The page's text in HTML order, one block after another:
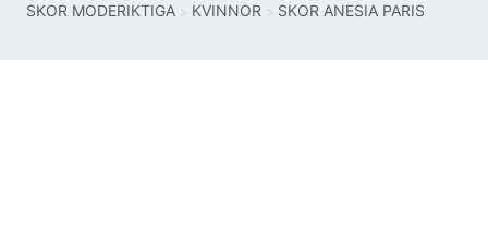
SKOR MODERIKTIGA KVINNOR SKOR ANESIA PARIS